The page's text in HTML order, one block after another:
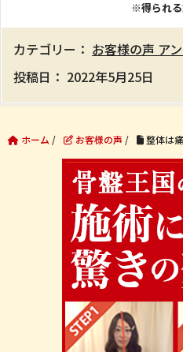
※得られる
カテゴリー： お客様の声 ア
投稿日： 2022年5月25日
ホーム / お客様の声 / 整体は